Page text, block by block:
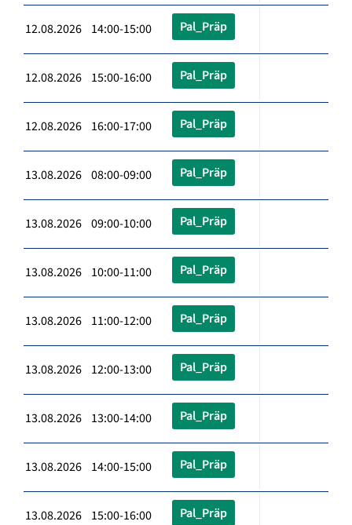
12.08.2026 14:00-15:00 Pal_Präp
12.08.2026 15:00-16:00 Pal_Präp
12.08.2026 16:00-17:00 Pal_Präp
13.08.2026 08:00-09:00 Pal_Präp
13.08.2026 09:00-10:00 Pal_Präp
13.08.2026 10:00-11:00 Pal_Präp
13.08.2026 11:00-12:00 Pal_Präp
13.08.2026 12:00-13:00 Pal_Präp
13.08.2026 13:00-14:00 Pal_Präp
13.08.2026 14:00-15:00 Pal_Präp
13.08.2026 15:00-16:00 Pal_Präp